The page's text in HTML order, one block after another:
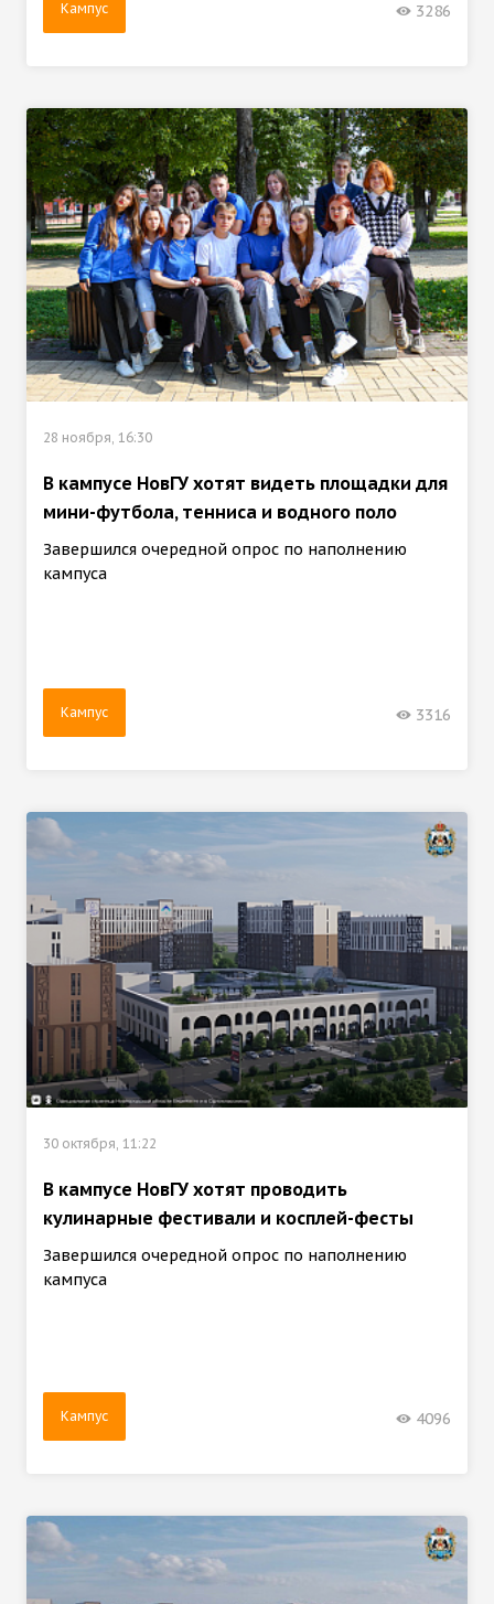
Кампус 3286
28 ноября, 16:30
В кампусе НовГУ хотят видеть площадки для
мини-футбола, тенниса и водного поло
Завершился очередной опрос по наполнению
кампуса
Кампус 3316
30 октября, 11:22
В кампусе НовГУ хотят проводить
кулинарные фестивали и косплей-фесты
Завершился очередной опрос по наполнению
кампуса
Кампус 4096